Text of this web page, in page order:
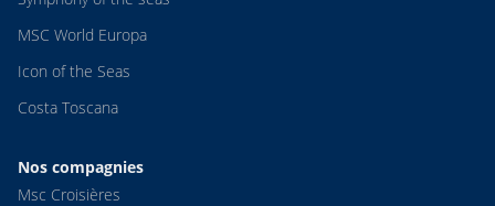
MSC World Europa
Icon of the Seas
Costa Toscana
Nos compagnies
Msc Croisières